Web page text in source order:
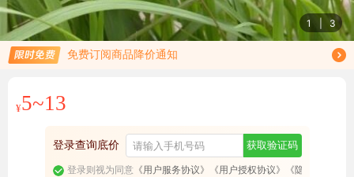
1 3
限时免费订阅白茅根行情趋势
免费订阅商品降价通知
¥5~13
登录查询底价 获取验证码
登录则视为同意《用户服务协议》 《用户授权协议》 《隐私政策》